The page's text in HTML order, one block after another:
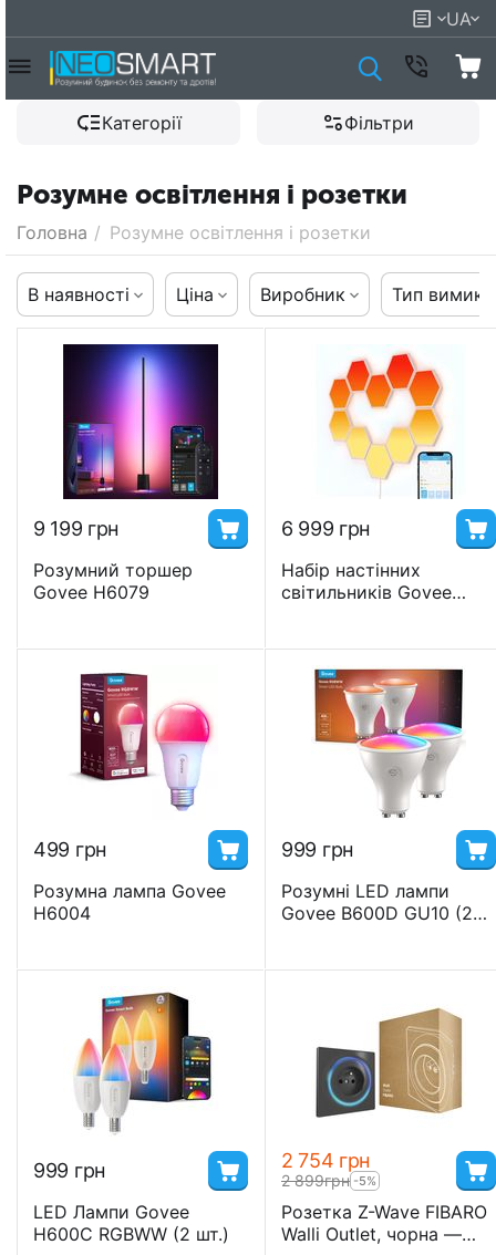
UA
Категорії Фільтри
Розумне освітлення і розетки
Головна / Розумне освітлення і розетки
В наявності Ціна Виробник Тип
9 199 грн
Розумний торшер
Govee H6079
6 999 грн
Набір настінних
світильників Govee
‍499‍ грн
Розумна лампа Govee
H6004
‍999‍ грн
Розумні LED лампи
Govee B600D GU10 (2
‍999‍ грн
LED Лампи Govee
H600C RGBWW (2 шт.)
2 754 грн
2 899грн -5%
Розетка Z-Wave FIBARO
Walli Outlet, чорна —